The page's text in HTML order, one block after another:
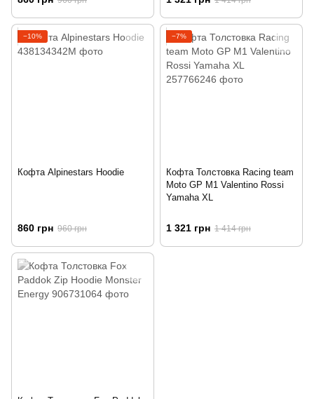
−10%
Кофта Alpinestars Hoodie
860 грн 960 грн
−7%
Кофта Толстовка Racing team
Moto GP M1 Valentino Rossi
Yamaha XL
1 321 грн 1 414 грн